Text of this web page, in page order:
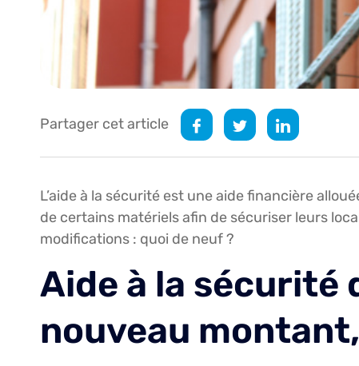
Partager cet article
L’aide à la sécurité est une aide financière
de certains matériels afin de sécuriser leurs
modifications : quoi de neuf ?
Aide à la sécurité
nouveau